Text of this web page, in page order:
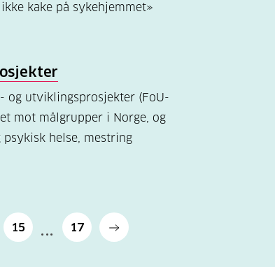
kake på sykehjemmet»
og utviklingsprosjekter (FoU-
mot målgrupper i Norge, og
helse, mestring
15 17